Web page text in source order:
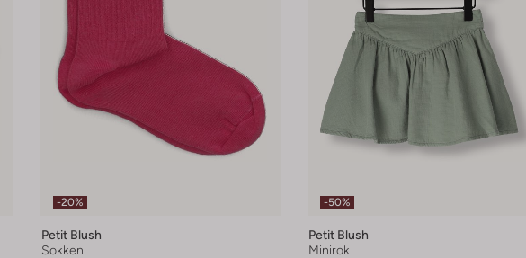
-20%
Petit Blush
Sokken
-50%
Petit Blush
Minirok